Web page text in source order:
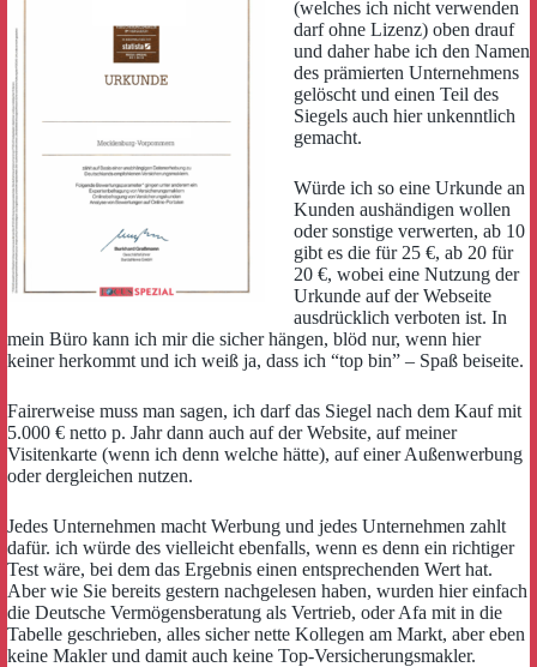
(welches ich nicht verwenden
darf ohne Lizenz) oben drauf
und daher habe ich den Namen
des prämierten Unternehmens
gelöscht und einen Teil des
Siegels auch hier unkenntlich
gemacht.
Würde ich so eine Urkunde an
Kunden aushändigen wollen
oder sonstige verwerten, ab 10
gibt es die für 25 €, ab 20 für
20 €, wobei eine Nutzung der
Urkunde auf der Webseite
ausdrücklich verboten ist. In
mein Büro kann ich mir die sicher hängen, blöd nur, wenn hier
keiner herkommt und ich weiß ja, dass ich “top bin” – Spaß beiseite.
Fairerweise muss man sagen, ich darf das Siegel nach dem Kauf mit
5.000 € netto p. Jahr dann auch auf der Website, auf meiner
Visitenkarte (wenn ich denn welche hätte), auf einer Außenwerbung
oder dergleichen nutzen.
Jedes Unternehmen macht Werbung und jedes Unternehmen zahlt
dafür. ich würde des vielleicht ebenfalls, wenn es denn ein richtiger
Test wäre, bei dem das Ergebnis einen entsprechenden Wert hat.
Aber wie Sie bereits gestern nachgelesen haben, wurden hier einfach
die Deutsche Vermögensberatung als Vertrieb, oder Afa mit in die
Tabelle geschrieben, alles sicher nette Kollegen am Markt, aber eben
keine Makler und damit auch keine Top-Versicherungsmakler.